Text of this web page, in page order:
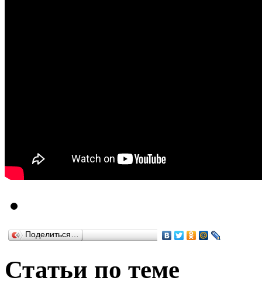
Поделиться…
Статьи по теме